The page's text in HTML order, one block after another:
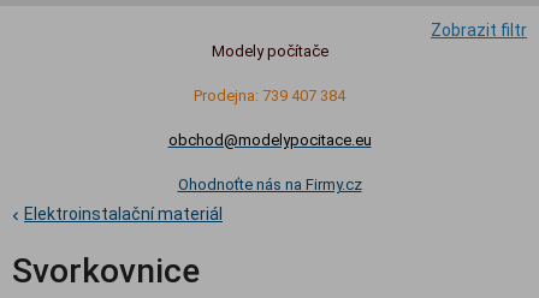
Zobrazit filtr
Modely počítače
Prodejna: 739 407 384
obchod@modelypocitace.eu
Ohodnoťte nás na Firmy.cz
Elektroinstalační materiál
Svorkovnice